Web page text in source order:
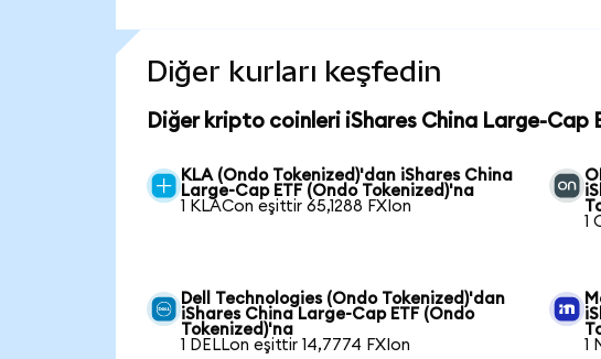
Diğer kurları keşfedin
Diğer kripto coinleri iShares China Large-Cap
KLA (Ondo Tokenized)'dan iShares China
Large-Cap ETF (Ondo Tokenized)'na
1 KLACon eşittir 65,1288 FXIon
1
Dell Technologies (Ondo Tokenized)'dan
iShares China Large-Cap ETF (Ondo
Tokenized)'na
1 DELLon eşittir 14,7774 FXIon
1